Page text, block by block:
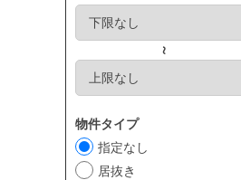
～
物件タイプ
指定なし
居抜き